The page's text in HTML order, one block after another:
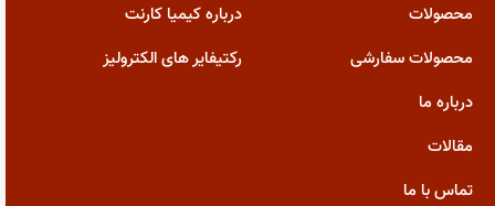
محصولات
محصولات سفارشی
درباره ما
مقالات
تماس با ما
درباره کیمیا کارنت
رکتیفایر های الکترولیز